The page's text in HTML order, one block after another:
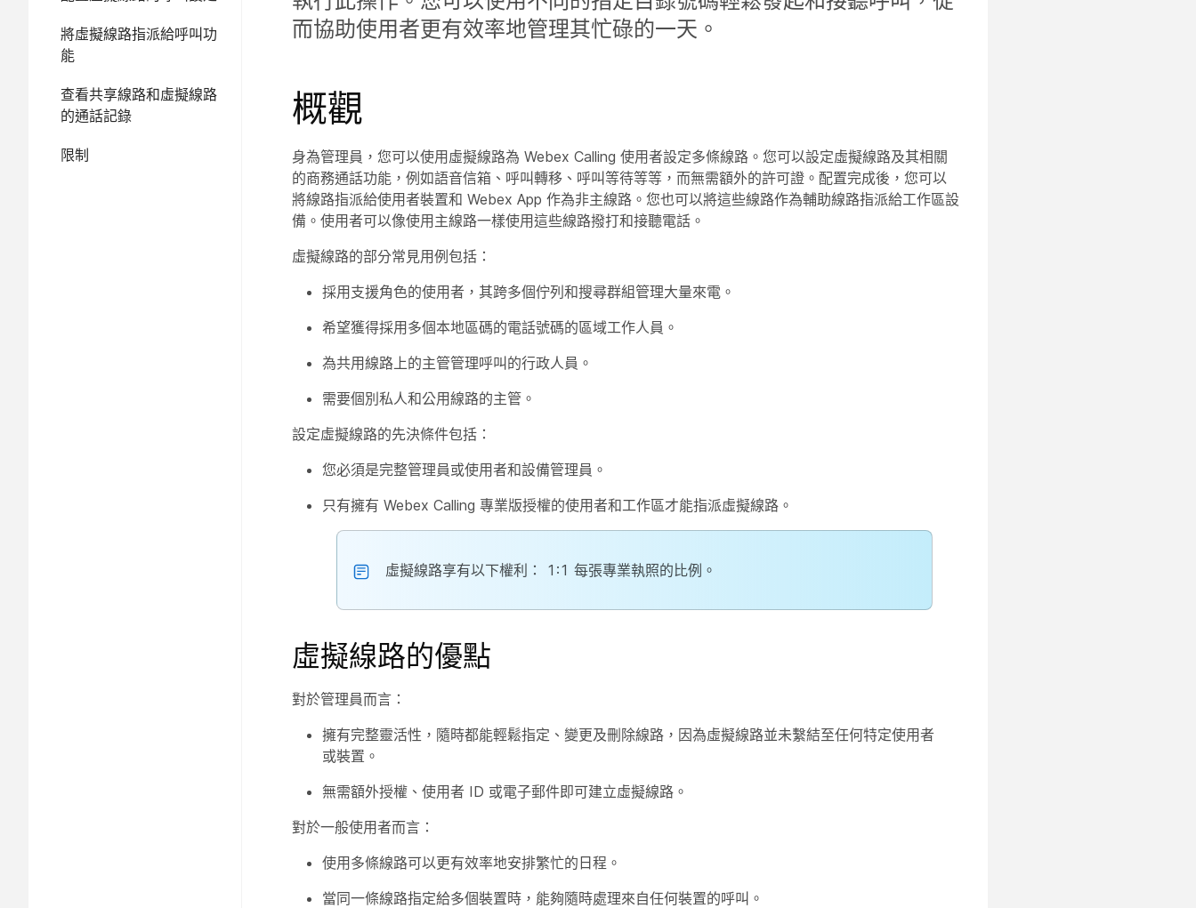
將虛擬線路指派給呼叫功
能
查看共享線路和虛擬線路
的通話記錄
限制
而協助使用者更有效率地管理其忙碌的一天。
概觀
身為管理員，您可以使用虛擬線路為 Webex Calling 使用者設定多條線路。您可以設定虛擬線路及其相關
的商務通話功能，例如語音信箱、呼叫轉移、呼叫等待等等，而無需額外的許可證。配置完成後，您可以
將線路指派給使用者裝置和 Webex App 作為非主線路。您也可以將這些線路作為輔助線路指派給工作區設
備。使用者可以像使用主線路一樣使用這些線路撥打和接聽電話。
虛擬線路的部分常見用例包括：
採用支援角色的使用者，其跨多個佇列和搜尋群組管理大量來電。
希望獲得採用多個本地區碼的電話號碼的區域工作人員。
為共用線路上的主管管理呼叫的行政人員。
需要個別私人和公用線路的主管。
設定虛擬線路的先決條件包括：
您必須是完整管理員或使用者和設備管理員。
只有擁有 Webex Calling 專業版授權的使用者和工作區才能指派虛擬線路。
虛擬線路享有以下權利： 1:1 每張專業執照的比例。
虛擬線路的優點
對於管理員而言：
擁有完整靈活性，隨時都能輕鬆指定、變更及刪除線路，因為虛擬線路並未繫結至任何特定使用者
或裝置。
無需額外授權、使用者 ID 或電子郵件即可建立虛擬線路。
對於一般使用者而言：
使用多條線路可以更有效率地安排繁忙的日程。
當同一條線路指定給多個裝置時，能夠隨時處理來自任何裝置的呼叫。